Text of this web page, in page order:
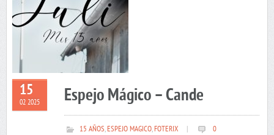
15
02 2025 Espejo Mágico – Cande
15 AÑOS,ESPEJO MAGICO,FOTERIX 0